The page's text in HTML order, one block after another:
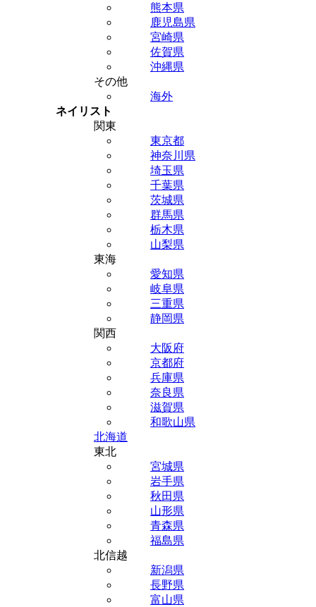
熊本県
鹿児島県
宮崎県
佐賀県
沖縄県
その他
海外
ネイリスト
関東
東京都
神奈川県
埼玉県
千葉県
茨城県
群馬県
栃木県
山梨県
東海
愛知県
岐阜県
三重県
静岡県
関西
大阪府
京都府
兵庫県
奈良県
滋賀県
和歌山県
北海道
東北
宮城県
岩手県
秋田県
山形県
青森県
福島県
北信越
新潟県
長野県
富山県